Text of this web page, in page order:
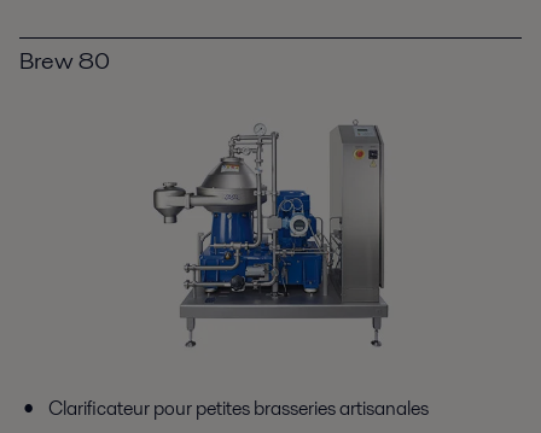
Brew 80
Clarificateur pour petites brasseries artisanales